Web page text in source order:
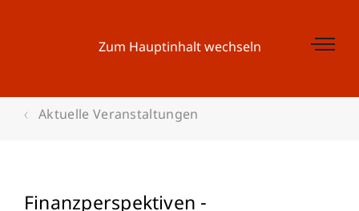
Zum Hauptinhalt wechseln
Aktuelle Veranstaltungen
Finanzperspektiven -